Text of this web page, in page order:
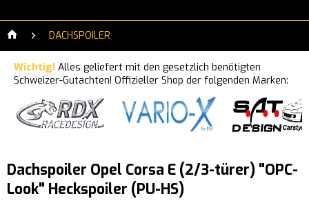
DACHSPOILER
Wichtig! Alles geliefert mit den gesetzlich benötigten
Schweizer-Gutachten! Offizieller Shop der folgenden Marken:
Dachspoiler Opel Corsa E (2/3-türer) "OPC-
Look" Heckspoiler (PU-HS)